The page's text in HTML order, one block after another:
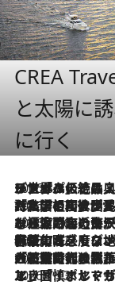
CREA
と太陽に
に行く
2026.8.8
リスボンの絶品スイーツ「パステル・デ・ナタ」とは？ポルトガル伝統の奥深い世界へ
2026.7.27
「私の祖国はポルトガル語です」国民的詩人フェルナンド・ペソアと、彼が愛した文学の街を歩く
2026.7.26
ポルトガル近海が育む極上の海の幸。キリリと冷えた白ワインと愉しむ、シーフード専門店の
2026.7.22
伝統の味をモダンに昇華。高感度な地元客が集う、リスボンの最旬ガストロノミー
2026.7.21
大航海時代の栄華から、震災、独裁、そして革命へ。ポルトガル・首都リスボンの石畳に刻まれた「歴史の光と影」
2026.7.13
エッセイ・ヤマザキマリ「慎ましくも美しき国 ポルトガル」